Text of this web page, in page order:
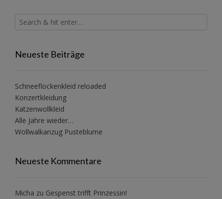
Neueste Beiträge
Schneeflockenkleid reloaded
Konzertkleidung
Katzenwollkleid
Alle Jahre wieder…
Wollwalkanzug Pusteblume
Neueste Kommentare
Micha zu Gespenst trifft Prinzessin!